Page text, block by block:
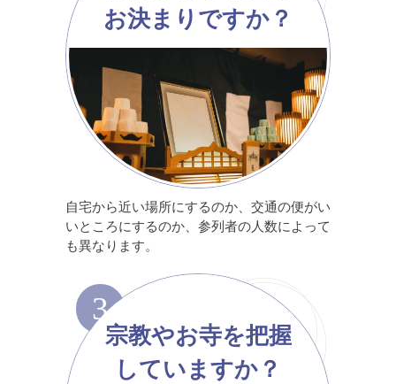
お決まりですか？
自宅から近い場所にするのか、交通の便がい
いところにするのか、参列者の人数によって
も異なります。
3
宗教やお寺を把握
していますか？